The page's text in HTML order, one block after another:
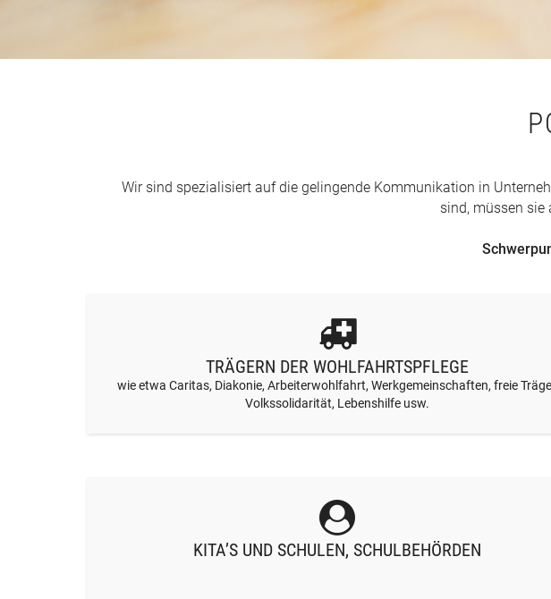
Wir sind spezialisiert auf die gelingende Kommunikation in
sind, müssen
TRÄGERN DER WOHLFAHRTSPFLEGE
wie etwa Caritas, Diakonie, Arbeiterwohlfahrt, Werkgemeinschaften, freie
Volkssolidarität, Lebenshilfe usw.
KITA’S UND SCHULEN, SCHULBEHÖRDEN